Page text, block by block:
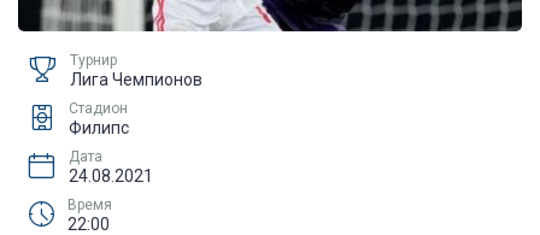
Турнир
Лига Чемпионов
Стадион
Филипс
Дата
24.08.2021
Время
22:00